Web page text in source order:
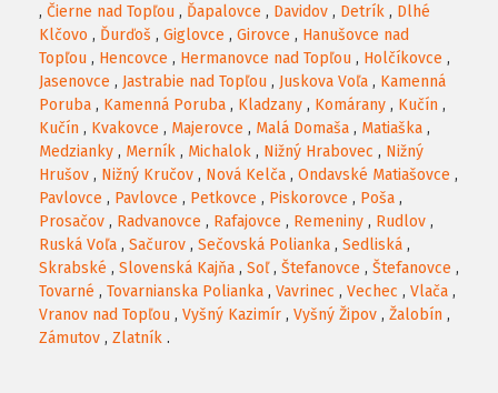
, Čierne nad Topľou , Ďapalovce , Davidov , Detrík , Dlhé
Klčovo , Ďurďoš , Giglovce , Girovce , Hanušovce nad
Topľou , Hencovce , Hermanovce nad Topľou , Holčíkovce ,
Jasenovce , Jastrabie nad Topľou , Juskova Voľa , Kamenná
Poruba , Kamenná Poruba , Kladzany , Komárany , Kučín ,
Kučín , Kvakovce , Majerovce , Malá Domaša , Matiaška ,
Medzianky , Merník , Michalok , Nižný Hrabovec , Nižný
Hrušov , Nižný Kručov , Nová Kelča , Ondavské Matiašovce ,
Pavlovce , Pavlovce , Petkovce , Piskorovce , Poša ,
Prosačov , Radvanovce , Rafajovce , Remeniny , Rudlov ,
Ruská Voľa , Sačurov , Sečovská Polianka , Sedliská ,
Skrabské , Slovenská Kajňa , Soľ, Štefanovce , Štefanovce ,
Tovarné , Tovarnianska Polianka , Vavrinec , Vechec , Vlača ,
Vranov nad Topľou , Vyšný Kazimír , Vyšný Žipov , Žalobín ,
Zámutov , Zlatník .